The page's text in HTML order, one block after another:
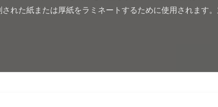
れた紙または厚紙をラミネートするために使用されます